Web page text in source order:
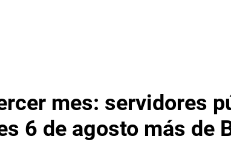
mes: servidores
6 de agosto más de